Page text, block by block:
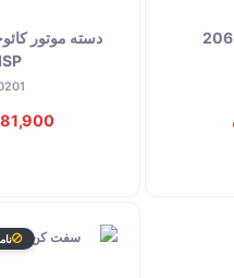
سفت کن تایم ثابت پژو 206
181,900